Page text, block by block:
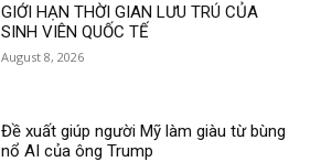
GIỚI HẠN THỜI GIAN LƯU TRÚ CỦA
SINH VIÊN QUỐC TẾ
August 8, 2026
Đề xuất giúp người Mỹ làm giàu từ bùng
nổ AI của ông Trump